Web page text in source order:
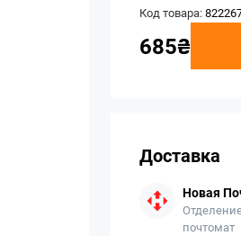
Код товара:
685₴
Доставка
Новая
почтомат